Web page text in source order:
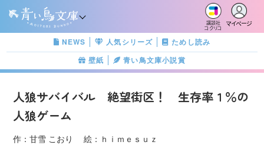
講談社
コクリコ
マイページ
NEWS 人気シリーズ
ためし読み
壁紙
青い鳥文庫小説賞
人狼サバイバル 絶望街区！ 生存率１％の
人狼ゲーム
作：甘雪 こおり 絵：ｈｉｍｅｓｕｚ